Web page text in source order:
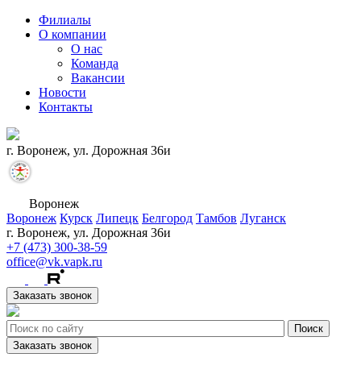
Филиалы
О компании
О нас
Команда
Вакансии
Новости
Контакты
г. Воронеж, ул. Дорожная 36и
Воронеж
Воронеж Курск Липецк Белгород Тамбов Луганск
г. Воронеж, ул. Дорожная 36и
+7 (473) 300-38-59
office@vk.vapk.ru
Заказать звонок
Заказать звонок